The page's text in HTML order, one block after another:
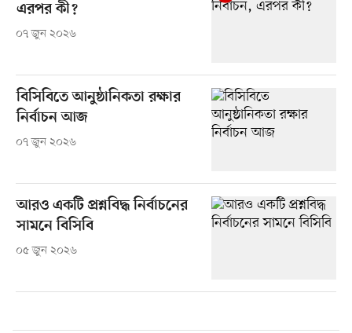
এরপর কী?
০৭ জুন ২০২৬
বিসিবিতে আনুষ্ঠানিকতা রক্ষার
নির্বাচন আজ
০৭ জুন ২০২৬
আরও একটি প্রশ্নবিদ্ধ নির্বাচনের
সামনে বিসিবি
০৫ জুন ২০২৬